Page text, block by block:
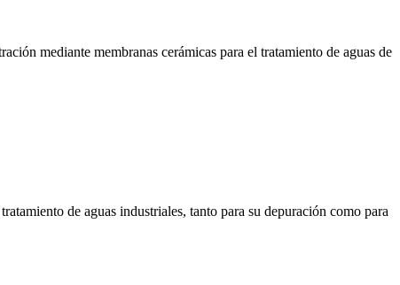
mediante membranas cerámicas para el tratamiento de aguas de
de aguas industriales, tanto para su depuración como para